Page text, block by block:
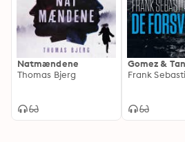
kende sit ophav driver
handlinger. Det er tredje bind i
vedkommende serie Skadedyr,
lille by Blovstrød, og som har
journalist som hovedperson.
Natmændene
Thomas Bjerg
Gomez &